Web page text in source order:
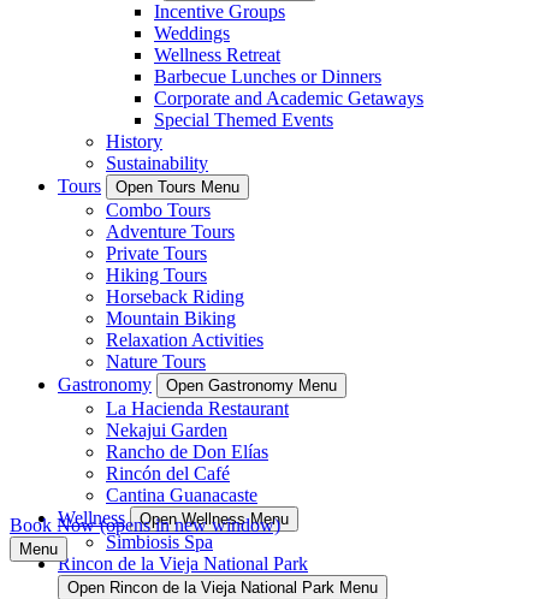
Incentive Groups
Weddings
Wellness Retreat
Barbecue Lunches or Dinners
Corporate and Academic Getaways
Special Themed Events
History
Sustainability
Tours
Open Tours Menu
Combo Tours
Adventure Tours
Private Tours
Hiking Tours
Horseback Riding
Mountain Biking
Relaxation Activities
Nature Tours
Gastronomy
Open Gastronomy Menu
La Hacienda Restaurant
Nekajui Garden
Rancho de Don Elías
Rincón del Café
Cantina Guanacaste
Wellness
Open Wellness Menu
Simbiosis Spa
Rincon de la Vieja National Park
Open Rincon de la Vieja National Park Menu
Book Now(opens in new window)
Menu